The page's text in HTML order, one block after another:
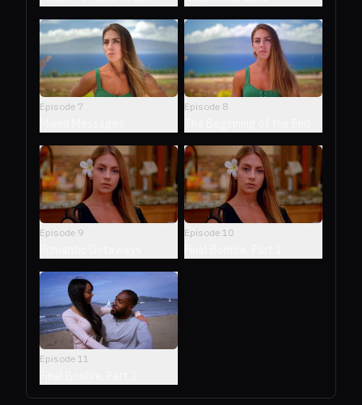
Episode 7 Episode 8
Episode 9 Episode 10
Episode 11